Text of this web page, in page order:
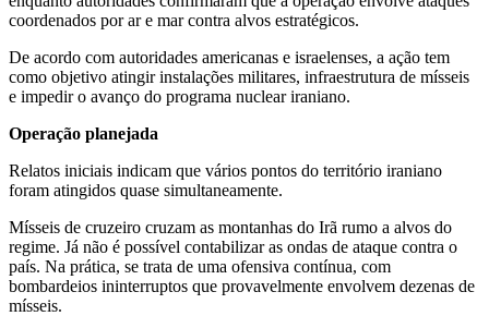
coordenados por ar e mar contra alvos estratégicos.
De acordo com autoridades americanas e israelenses, a ação tem
como objetivo atingir instalações militares, infraestrutura de mísseis
e impedir o avanço do programa nuclear iraniano.
Operação planejada
Relatos iniciais indicam que vários pontos do território iraniano
foram atingidos quase simultaneamente.
Mísseis de cruzeiro cruzam as montanhas do Irã rumo a alvos do
regime. Já não é possível contabilizar as ondas de ataque contra o
país. Na prática, se trata de uma ofensiva contínua, com
bombardeios ininterruptos que provavelmente envolvem dezenas de
mísseis.